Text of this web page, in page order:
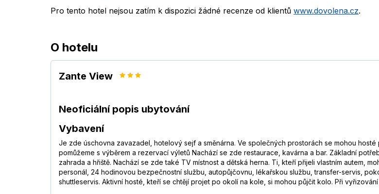
Pro tento hotel nejsou zatím k dispozici žádné recenze od klientů www.dovolena.cz.
O hotelu
Zante View
Neoficiální popis ubytování
Vybavení
Je zde úschovna zavazadel, hotelový sejf a směnárna. Ve společných prostorách se mohou
pomůžeme s výběrem a rezervací výletů Nachází se zde restaurace, kavárna a bar. Základní
zahrada a hřiště. Nachází se zde také TV místnost a dětská herna. Ti, kteří přijeli vlastním autem,
personál, 24 hodinovou bezpečnostní službu, autopůjčovnu, lékařskou službu, transfer-servis,
shuttleservis. Aktivní hosté, kteří se chtějí projet po okolí na kole, si mohou půjčit kolo. Při